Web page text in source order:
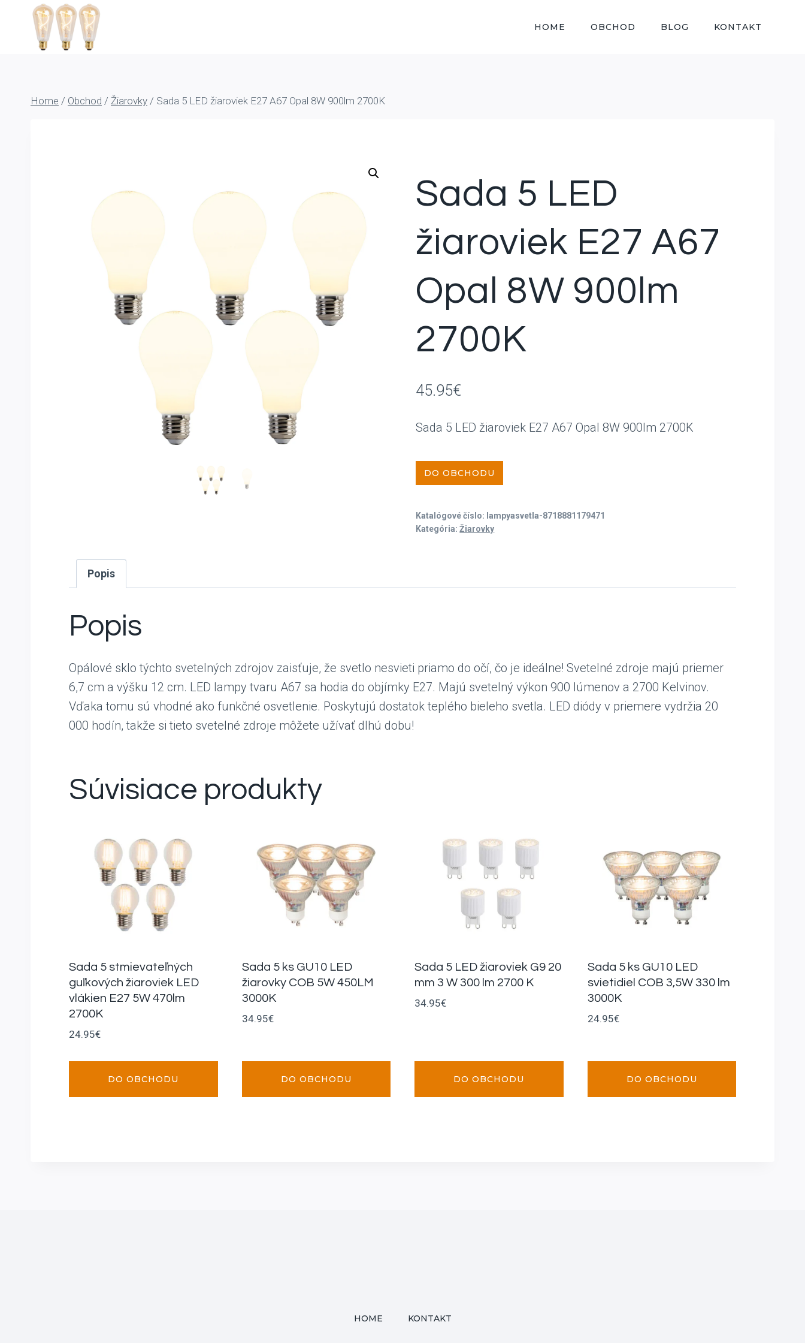
HOME OBCHOD BLOG KONTAKT
Home / Obchod / Žiarovky / Sada 5 LED žiaroviek E27 A67 Opal 8W 900lm 2700K
Sada 5 LED
žiaroviek E27 A67
Opal 8W 900lm
2700K
45.95€
Sada 5 LED žiaroviek E27 A67 Opal 8W 900lm 2700K
DO OBCHODU
Katalógové číslo: lampyasvetla-8718881179471
Kategória:Žiarovky
Popis
Popis
Opálové sklo týchto svetelných zdrojov zaisťuje, že svetlo nesvieti priamo do očí, čo je ideálne! Svetelné zdroje majú priemer
6,7 cm a výšku 12 cm. LED lampy tvaru A67 sa hodia do objímky E27. Majú svetelný výkon 900 lúmenov a 2700 Kelvinov.
Vďaka tomu sú vhodné ako funkčné osvetlenie. Poskytujú dostatok teplého bieleho svetla. LED diódy v priemere vydržia 20
000 hodín, takže si tieto svetelné zdroje môžete užívať dlhú dobu!
Súvisiace produkty
Sada 5 stmievateľných
guľkových žiaroviek LED
vlákien E27 5W 470lm
2700K
24.95€
DO OBCHODU
Sada 5 ks GU10 LED
žiarovky COB 5W 450LM
3000K
34.95€
DO OBCHODU
Sada 5 LED žiaroviek G9 20
mm 3 W 300 lm 2700 K
34.95€
DO OBCHODU
Sada 5 ks GU10 LED
svietidiel COB 3,5W 330 lm
3000K
24.95€
DO OBCHODU
HOME KONTAKT